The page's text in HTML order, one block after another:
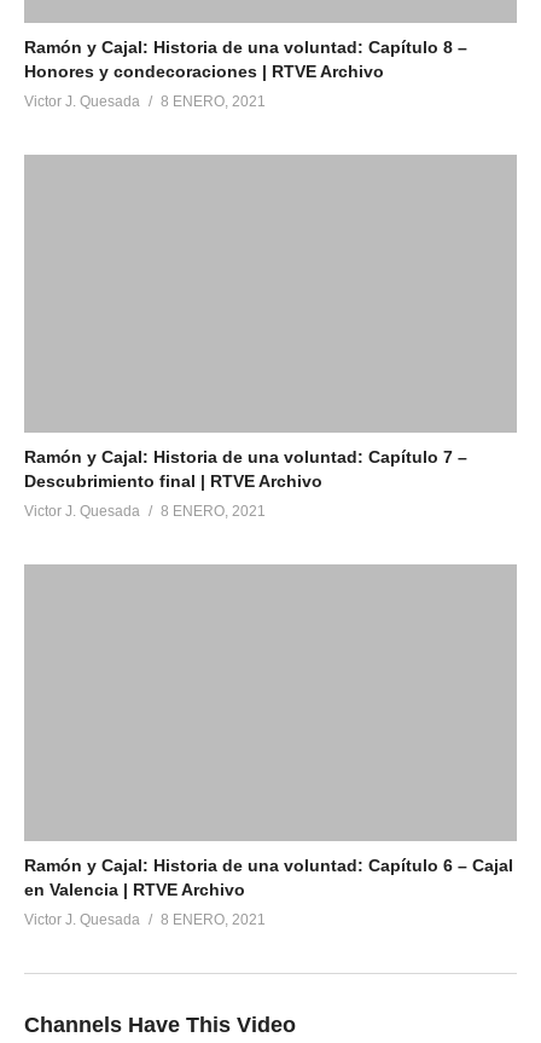
Ramón y Cajal: Historia de una voluntad: Capítulo 8 –
Honores y condecoraciones | RTVE Archivo
Victor J. Quesada 8 ENERO, 2021
Ramón y Cajal: Historia de una voluntad: Capítulo 7 –
Descubrimiento final | RTVE Archivo
Victor J. Quesada 8 ENERO, 2021
Ramón y Cajal: Historia de una voluntad: Capítulo 6 – Cajal
en Valencia | RTVE Archivo
Victor J. Quesada 8 ENERO, 2021
Channels Have This Video